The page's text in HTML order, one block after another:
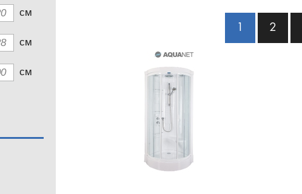
см
см
см
1 2